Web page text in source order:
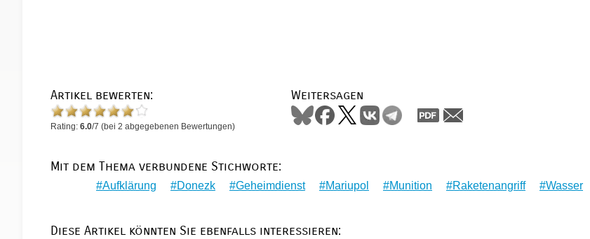
Artikel bewerten:
Rating: 6.0/7 (bei 2 abgegebenen Bewertungen)
Weitersagen
Mit dem Thema verbundene Stichworte:
Aufklärung Donezk Geheimdienst Mariupol Munition Raketenangriff Wasser
Diese Artikel könnten Sie ebenfalls interessieren: